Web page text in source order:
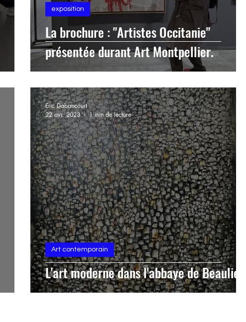
La brochure : "Artistes Occitanie"
présentée durant Art Montpellier.
exposition
L'art moderne dans l'abbaye de Beaulieu
Art contemporain
Eric Dabancourt
22 avr. 2023
1 min de lecture